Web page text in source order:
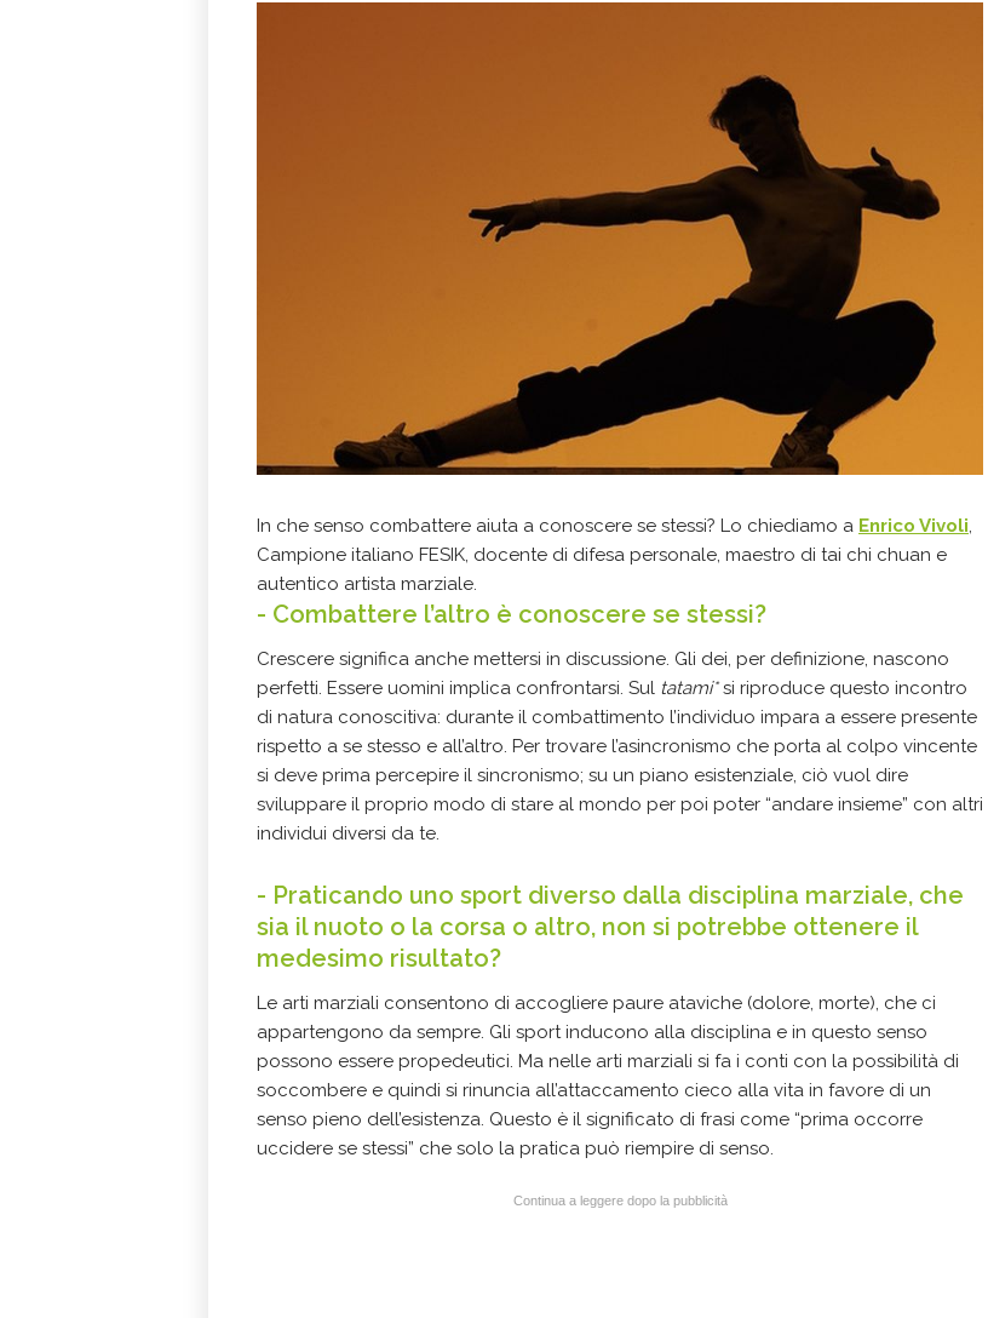
In che senso combattere aiuta a conoscere se stessi? Lo chiediamo a Enrico Vivoli,
Campione italiano FESIK, docente di difesa personale, maestro di tai chi chuan e
autentico artista marziale.
- Combattere l’altro è conoscere se stessi?
Crescere significa anche mettersi in discussione. Gli dei, per definizione, nascono
perfetti. Essere uomini implica confrontarsi. Sul tatami*si riproduce questo incontro
di natura conoscitiva: durante il combattimento l’individuo impara a essere presente
rispetto a se stesso e all’altro. Per trovare l’asincronismo che porta al colpo vincente
si deve prima percepire il sincronismo; su un piano esistenziale, ciò vuol dire
sviluppare il proprio modo di stare al mondo per poi poter “andare insieme” con altri
individui diversi da te.
- Praticando uno sport diverso dalla disciplina marziale, che
sia il nuoto o la corsa o altro, non si potrebbe ottenere il
medesimo risultato?
Le arti marziali consentono di accogliere paure ataviche (dolore, morte), che ci
appartengono da sempre. Gli sport inducono alla disciplina e in questo senso
possono essere propedeutici. Ma nelle arti marziali si fa i conti con la possibilità di
soccombere e quindi si rinuncia all’attaccamento cieco alla vita in favore di un
senso pieno dell’esistenza. Questo è il significato di frasi come “prima occorre
uccidere se stessi” che solo la pratica può riempire di senso.
Continua a leggere dopo la pubblicità